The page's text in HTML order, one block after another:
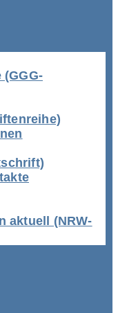
aktuell (NRW-